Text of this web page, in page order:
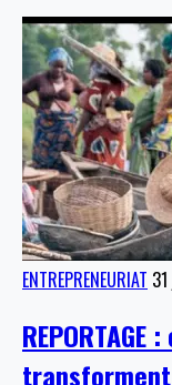
ENTREPRENEURIAT